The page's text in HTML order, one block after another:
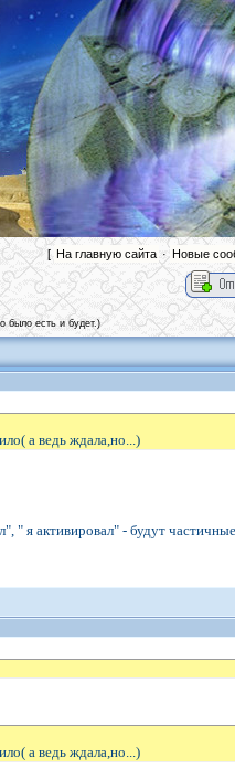
[ На главную сайта · Новые
было есть и будет.)
а ведь ждала,но...)
" я активировал" - будут
а ведь ждала,но...)